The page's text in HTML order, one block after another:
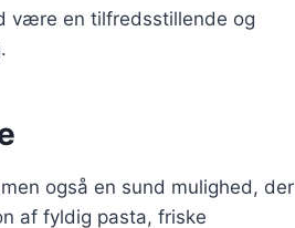
være en tilfredsstillende og
også en sund mulighed, der
af fyldig pasta, friske